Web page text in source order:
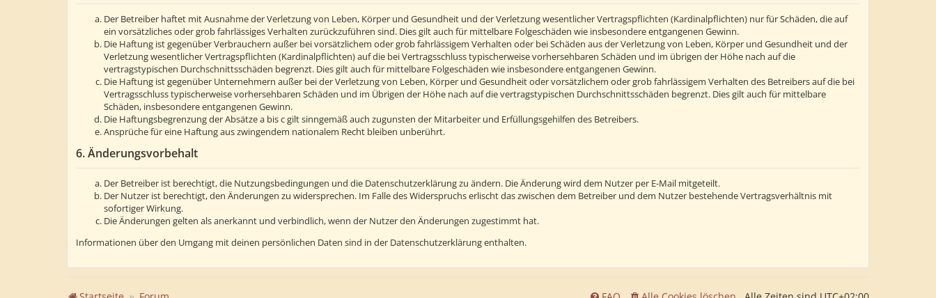
Der Betreiber haftet mit Ausnahme der Verletzung von Leben, Körper und Gesundheit und der Verletzung wesentlicher Vertragspflichten (Kardinalpflichten) nur für Schäden, die auf
ein vorsätzliches oder grob fahrlässiges Verhalten zurückzuführen sind. Dies gilt auch für mittelbare Folgeschäden wie insbesondere entgangenen Gewinn.
Die Haftung ist gegenüber Verbrauchern außer bei vorsätzlichem oder grob fahrlässigem Verhalten oder bei Schäden aus der Verletzung von Leben, Körper und Gesundheit und der
Verletzung wesentlicher Vertragspflichten (Kardinalpflichten) auf die bei Vertragsschluss typischerweise vorhersehbaren Schäden und im übrigen der Höhe nach auf die
vertragstypischen Durchschnittsschäden begrenzt. Dies gilt auch für mittelbare Folgeschäden wie insbesondere entgangenen Gewinn.
Die Haftung ist gegenüber Unternehmern außer bei der Verletzung von Leben, Körper und Gesundheit oder vorsätzlichem oder grob fahrlässigem Verhalten des Betreibers auf die bei
Vertragsschluss typischerweise vorhersehbaren Schäden und im Übrigen der Höhe nach auf die vertragstypischen Durchschnittsschäden begrenzt. Dies gilt auch für mittelbare
Schäden, insbesondere entgangenen Gewinn.
Die Haftungsbegrenzung der Absätze a bis c gilt sinngemäß auch zugunsten der Mitarbeiter und Erfüllungsgehilfen des Betreibers.
Ansprüche für eine Haftung aus zwingendem nationalem Recht bleiben unberührt.
6. Änderungsvorbehalt
Der Betreiber ist berechtigt, die Nutzungsbedingungen und die Datenschutzerklärung zu ändern. Die Änderung wird dem Nutzer per E-Mail mitgeteilt.
Der Nutzer ist berechtigt, den Änderungen zu widersprechen. Im Falle des Widerspruchs erlischt das zwischen dem Betreiber und dem Nutzer bestehende Vertragsverhältnis mit
sofortiger Wirkung.
Die Änderungen gelten als anerkannt und verbindlich, wenn der Nutzer den Änderungen zugestimmt hat.
Informationen über den Umgang mit deinen persönlichen Daten sind in der Datenschutzerklärung enthalten.